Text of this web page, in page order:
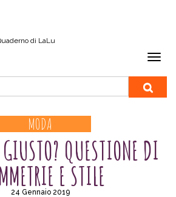
MODA
QUESTIONE DI
E STILE
24 Gennaio 2019